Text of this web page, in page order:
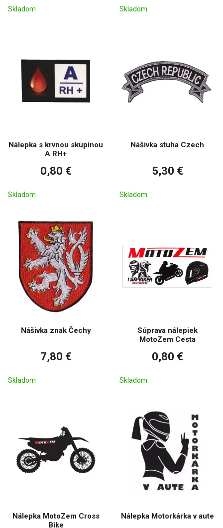
Skladom Skladom
Nálepka s krvnou skupinou
A RH+
0,80 €
Skladom
Nášivka stuha Czech
5,30 €
Skladom
Nášivka znak Čechy
7,80 €
Skladom
Súprava nálepiek
MotoZem Cesta
0,80 €
Skladom
Nálepka MotoZem Cross
Bike
Nálepka Motorkárka v aute